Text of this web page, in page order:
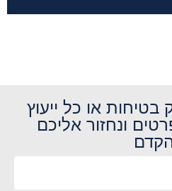
בטיחות או כל ייעוץ
ונחזור אליכם